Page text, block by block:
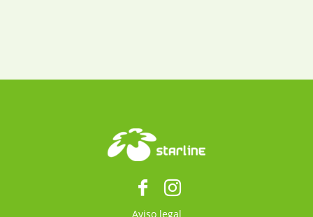
Aviso legal